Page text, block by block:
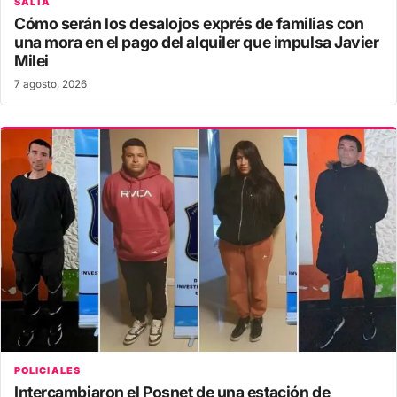
Cómo serán los desalojos exprés de familias con
una mora en el pago del alquiler que impulsa Javier
Milei
7 agosto, 2026
POLICIALES
Intercambiaron el Posnet de una estación de